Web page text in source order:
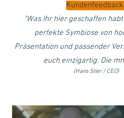
Kundenfeedback:
"Was Ihr hier geschaffen
perfekte Symbiose von
Präsentation und passender
euch einzigartig. Die
(Hans Stier / CEO)